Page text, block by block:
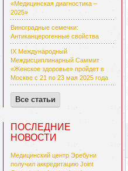
«Медицинская диагностика –
2025»
Виноградные семечки:
Антиканцерогенные свойства
IX Международный
Междисциплинарный Саммит
«Женское здоровье» пройдет в
Москве с 21 по 23 мая 2025 года
Все статьи
ПОСЛЕДНИЕ
НОВОСТИ
Медицинский центр Эребуни
получил аккредитацию Joint